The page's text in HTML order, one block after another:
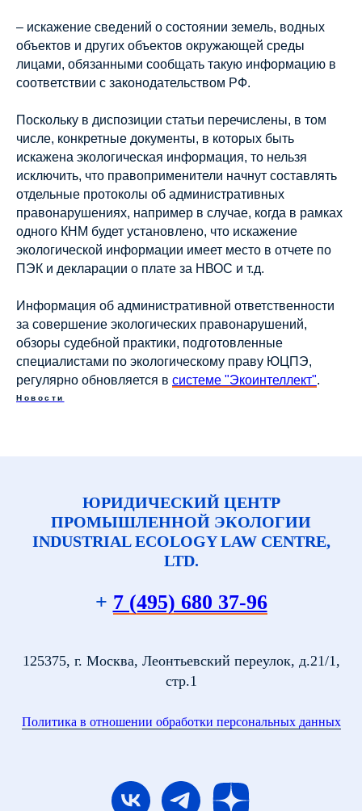
– искажение сведений о состоянии земель, водных
объектов и других объектов окружающей среды
лицами, обязанными сообщать такую информацию в
соответствии с законодательством РФ.
Поскольку в диспозиции статьи перечислены, в том
числе, конкретные документы, в которых быть
искажена экологическая информация, то нельзя
исключить, что правоприменители начнут составлять
отдельные протоколы об административных
правонарушениях, например в случае, когда в рамках
одного КНМ будет установлено, что искажение
экологической информации имеет место в отчете по
ПЭК и декларации о плате за НВОС и т.д.
Информация об административной ответственности
за совершение экологических правонарушений,
обзоры судебной практики, подготовленные
специалистами по экологическому праву ЮЦПЭ,
регулярно обновляется в системе "Экоинтеллект".
Новости
ЮРИДИЧЕСКИЙ ЦЕНТР
ПРОМЫШЛЕННОЙ ЭКОЛОГИИ
INDUSTRIAL ECOLOGY LAW CENTRE,
LTD.
+ 7 (495) 680 37-96
125375, г. Москва, Леонтьевский переулок, д.21/1,
стр.1
Политика в отношении обработки персональных данных